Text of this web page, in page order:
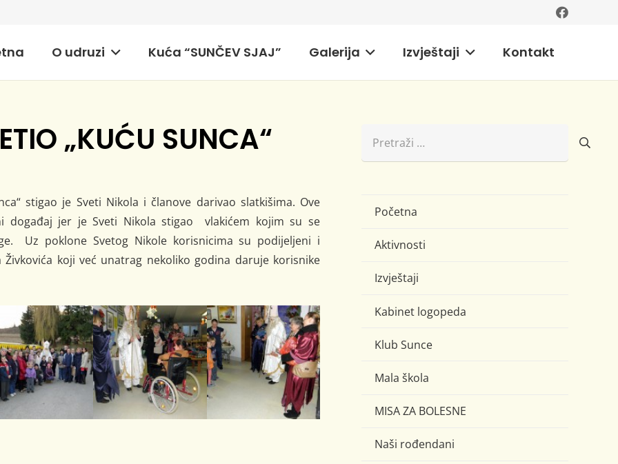
O udruzi Kuća “SUNČEV SJAJ” Galerija Izvještaji Kontakt
„KUĆU SUNCA“
stigao je Sveti Nikola i članove darivao slatkišima. Ove
događaj jer je Sveti Nikola stigao vlakićem kojim su se
Uz poklone Svetog Nikole korisnicima su podijeljeni i
koji već unatrag nekoliko godina daruje korisnike
Početna
Aktivnosti
Izvještaji
Kabinet logopeda
Klub Sunce
Mala škola
MISA ZA BOLESNE
Naši rođendani